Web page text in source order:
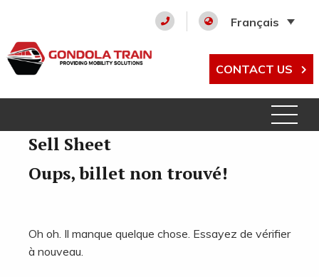
Français
CONTACT US
Sell Sheet
Oups, billet non trouvé!
Oh oh. Il manque quelque chose. Essayez de vérifier
à nouveau.